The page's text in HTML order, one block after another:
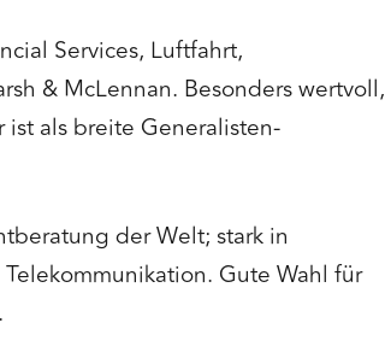
Services, Luftfahrt,
& McLennan. Besonders wertvoll,
als breite Generalisten-
der Welt; stark in
Gute Wahl für